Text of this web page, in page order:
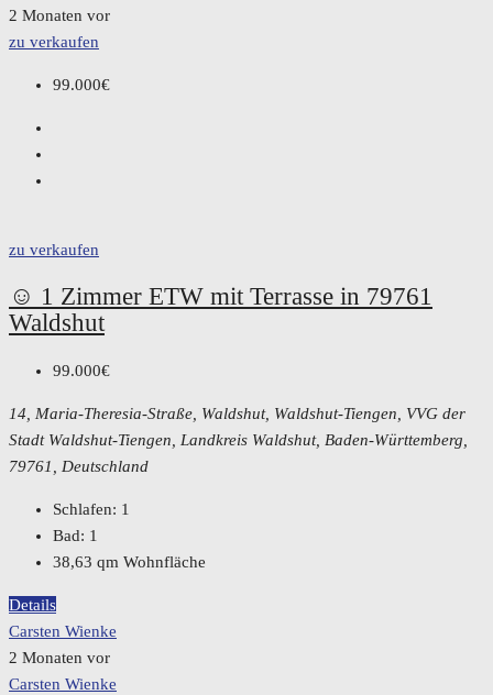
2 Monaten vor
zu verkaufen
99.000€
zu verkaufen
☺️ 1 Zimmer ETW mit Terrasse in 79761
Waldshut
99.000€
14, Maria-Theresia-Straße, Waldshut, Waldshut-Tiengen, VVG der
Stadt Waldshut-Tiengen, Landkreis Waldshut, Baden-Württemberg,
79761, Deutschland
Schlafen: 1
Bad: 1
38,63 qm Wohnfläche
Details
Carsten Wienke
2 Monaten vor
Carsten Wienke